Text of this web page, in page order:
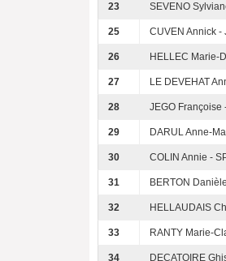
23 SEVENO
25 CUVEN Annick -
26 HELLEC Marie-
27 LE DEVEHAT
28 JEGO Françoise
29 DARUL Anne-
30 COLIN Annie -
31 BERTON
32 HELLAUDAIS
33 RANTY Marie-
34 DECATOIRE